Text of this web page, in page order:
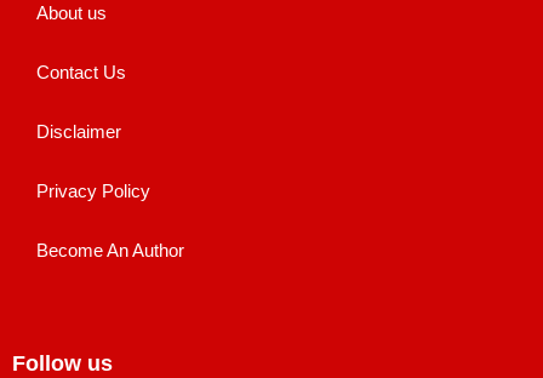
About us
Contact Us
Disclaimer
Privacy Policy
Become An Author
Follow us